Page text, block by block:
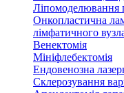
Ліпомоделювання
Онкопластична
лімфатичного
Венектомія
Мініфлебектомія
Ендовенозна
Склерозування